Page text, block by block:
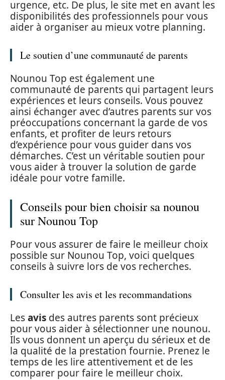
urgence, etc. De plus, le site met en avant les
disponibilités des professionnels pour vous
aider à organiser au mieux votre planning.
Le soutien d’une communauté de parents
Nounou Top est également une
communauté de parents qui partagent leurs
expériences et leurs conseils. Vous pouvez
ainsi échanger avec d’autres parents sur vos
préoccupations concernant la garde de vos
enfants, et profiter de leurs retours
d’expérience pour vous guider dans vos
démarches. C’est un véritable soutien pour
vous aider à trouver la solution de garde
idéale pour votre famille.
Conseils pour bien choisir sa nounou
sur Nounou Top
Pour vous assurer de faire le meilleur choix
possible sur Nounou Top, voici quelques
conseils à suivre lors de vos recherches.
Consulter les avis et les recommandations
Lesavis des autres parents sont précieux
pour vous aider à sélectionner une nounou.
Ils vous donnent un aperçu du sérieux et de
la qualité de la prestation fournie. Prenez le
temps de les lire attentivement et de les
comparer pour faire le meilleur choix.